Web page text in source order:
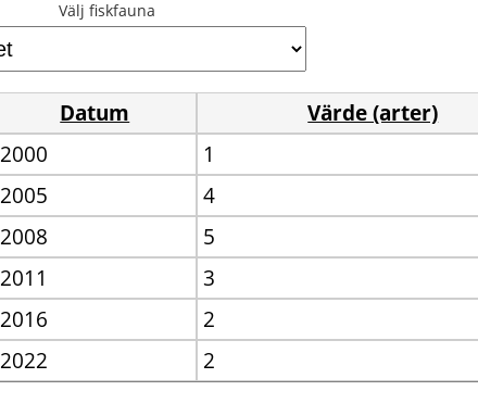
Välj fiskfauna
Datum
Värde (arter)
2000
1
2005
4
2008
5
2011
3
2016
2
2022 2